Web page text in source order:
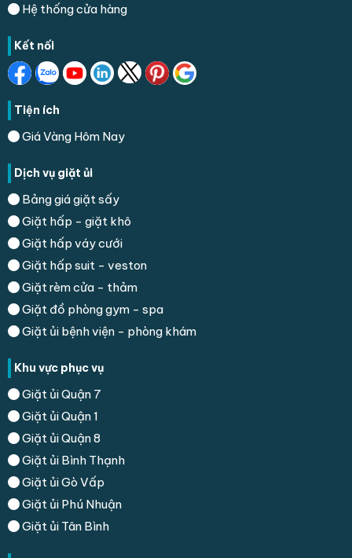
Hệ thống cửa hàng
Kết nối
Tiện ích
Giá Vàng Hôm Nay
Dịch vụ giặt ủi
Bảng giá giặt sấy
Giặt hấp - giặt khô
Giặt hấp váy cưới
Giặt hấp suit - veston
Giặt rèm cửa - thảm
Giặt đồ phòng gym - spa
Giặt ủi bệnh viện - phòng khám
Khu vực phục vụ
Giặt ủi Quận 7
Giặt ủi Quận 1
Giặt ủi Quận 8
Giặt ủi Bình Thạnh
Giặt ủi Gò Vấp
Giặt ủi Phú Nhuận
Giặt ủi Tân Bình